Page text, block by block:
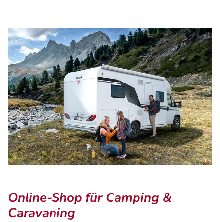
Online-Shop für Camping &
Caravaning